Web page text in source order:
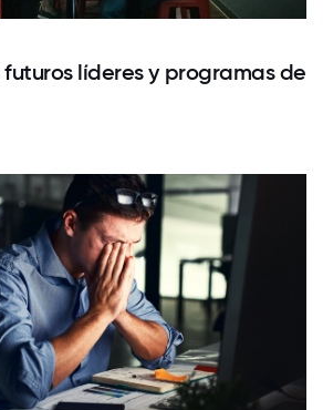
líderes y programas de